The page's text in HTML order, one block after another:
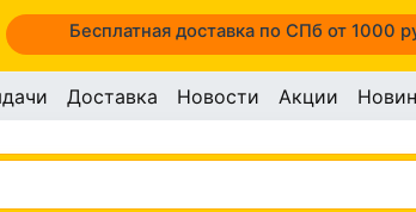
Бесплатная доставка по СПб от 1000
Доставка Новости Акции